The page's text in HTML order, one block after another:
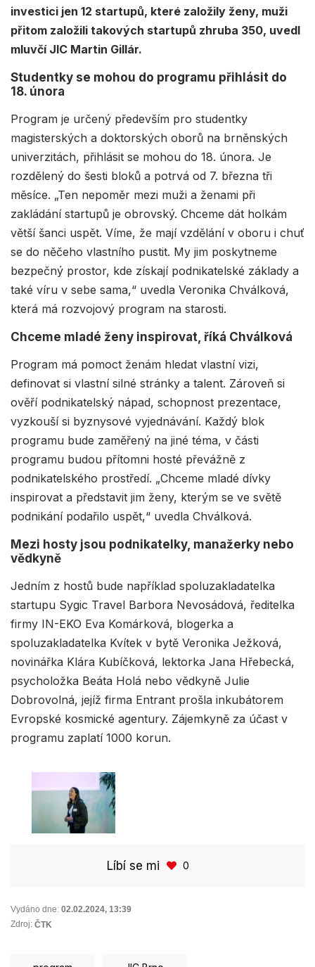
investici jen 12 startupů, které založily ženy, muži
přitom založili takových startupů zhruba 350, uvedl
mluvčí JIC Martin Gillár.
Studentky se mohou do programu přihlásit do
18. února
Program je určený především pro studentky
magisterských a doktorských oborů na brněnských
univerzitách, přihlásit se mohou do 18. února. Je
rozdělený do šesti bloků a potrvá od 7. března tři
měsíce. „Ten nepoměr mezi muži a ženami při
zakládání startupů je obrovský. Chceme dát holkám
větší šanci uspět. Víme, že mají vzdělání v oboru i chuť
se do něčeho vlastního pustit. My jim poskytneme
bezpečný prostor, kde získají podnikatelské základy a
také víru v sebe sama,“ uvedla Veronika Chválková,
která má rozvojový program na starosti.
Chceme mladé ženy inspirovat, říká Chválková
Program má pomoct ženám hledat vlastní vizi,
definovat si vlastní silné stránky a talent. Zároveň si
ověří podnikatelský nápad, schopnost prezentace,
vyzkouší si byznysové vyjednávání. Každý blok
programu bude zaměřený na jiné téma, v části
programu budou přítomni hosté převážně z
podnikatelského prostředí. „Chceme mladé dívky
inspirovat a představit jim ženy, kterým se ve světě
podnikání podařilo uspět,“ uvedla Chválková.
Mezi hosty jsou podnikatelky, manažerky nebo
vědkyně
Jedním z hostů bude například spoluzakladatelka
startupu Sygic Travel Barbora Nevosádová, ředitelka
firmy IN-EKO Eva Komárková, blogerka a
spoluzakladatelka Kvítek v bytě Veronika Ježková,
novinářka Klára Kubíčková, lektorka Jana Hřebecká,
psycholožka Beáta Holá nebo vědkyně Julie
Dobrovolná, jejíž firma Entrant prošla inkubátorem
Evropské kosmické agentury. Zájemkyně za účast v
programu zaplatí 1000 korun.
Líbí se mi 0
Vydáno dne: 02.02.2024, 13:39
Zdroj: ČTK